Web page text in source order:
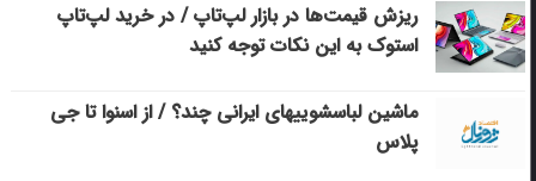
ریزش قیمت‌ها در بازار لپ‌تاپ / در خرید لپ‌تاپ
استوک به این نکات توجه کنید
ماشین لباسشویی‎های ایرانی چند؟ / از اسنوا تا جی
پلاس